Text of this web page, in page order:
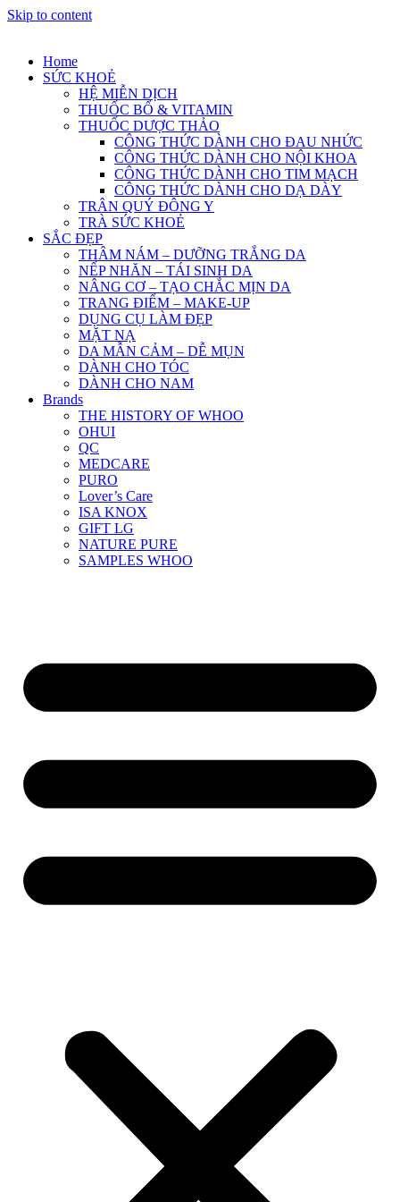
Skip to content
Home
SỨC KHOẺ
HỆ MIỄN DỊCH
THUỐC BỔ & VITAMIN
THUỐC DƯỢC THẢO
CÔNG THỨC DÀNH CHO ĐAU NHỨC
CÔNG THỨC DÀNH CHO NỘI KHOA
CÔNG THỨC DÀNH CHO TIM MẠCH
CÔNG THỨC DÀNH CHO DẠ DÀY
TRÂN QUÝ ĐÔNG Y
TRÀ SỨC KHOẺ
SẮC ĐẸP
THÂM NÁM – DƯỠNG TRẮNG DA
NẾP NHĂN – TÁI SINH DA
NÂNG CƠ – TẠO CHẮC MỊN DA
TRANG ĐIỂM – MAKE-UP
DỤNG CỤ LÀM ĐẸP
MẶT NẠ
DA MẪN CẢM – DỄ MỤN
DÀNH CHO TÓC
DÀNH CHO NAM
Brands
THE HISTORY OF WHOO
OHUI
QC
MEDCARE
PURO
Lover’s Care
ISA KNOX
GIFT LG
NATURE PURE
SAMPLES WHOO